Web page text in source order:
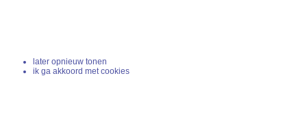
later opnieuw tonen
ik ga akkoord met cookies